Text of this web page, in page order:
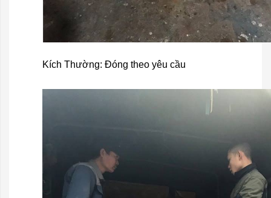
Kích Thường: Đóng theo yêu cầu